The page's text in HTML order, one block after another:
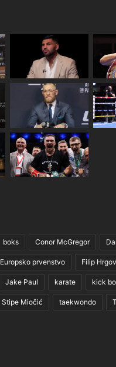
boks Conor McGregor
Europsko prvenstvo Filip
Jake Paul karate kick
Stipe Miočić taekwondo